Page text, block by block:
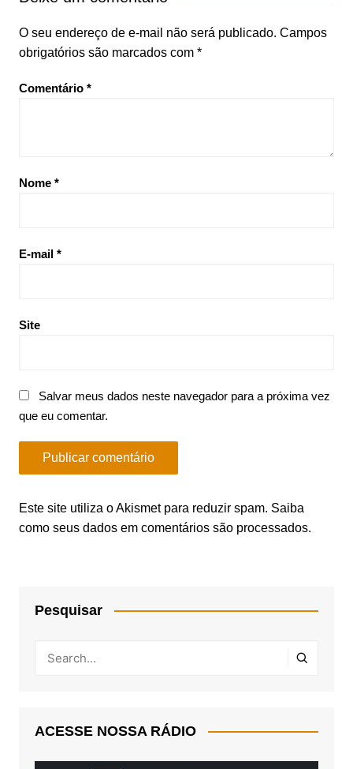
O seu endereço de e-mail não será publicado. Campos
obrigatórios são marcados com *
Comentário *
Nome *
E-mail *
Site
Salvar meus dados neste navegador para a próxima vez
que eu comentar.
Este site utiliza o Akismet para reduzir spam. Saiba
como seus dados em comentários são processados.
Pesquisar
ACESSE NOSSA RÁDIO